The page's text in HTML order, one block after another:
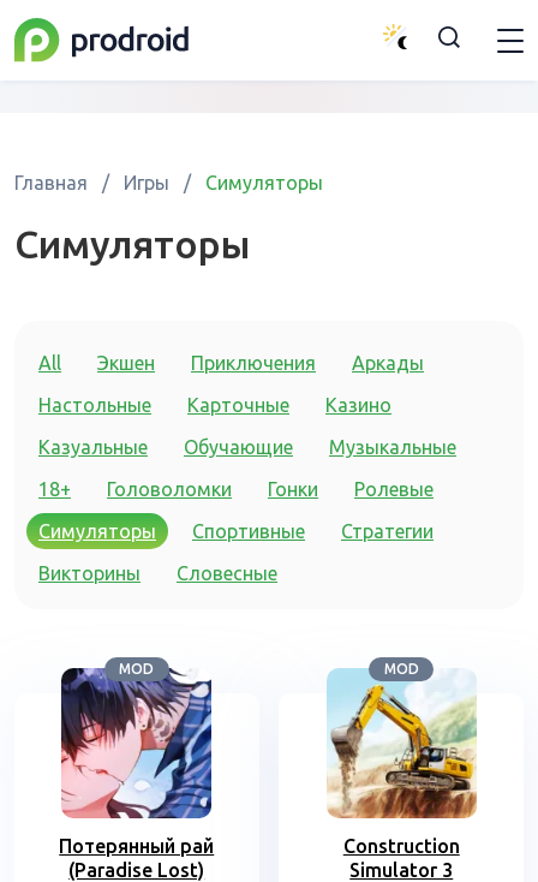
Главная / Игры / Симуляторы
Симуляторы
All Экшен Приключения
Аркады
Настольные
Карточные
Казино
Казуальные
Обучающие
Музыкальные
18+
Головоломки Гонки
Ролевые
Симуляторы
Спортивные
Стратегии
Викторины
Словесные
MOD
Потерянный рай
(Paradise Lost)
MOD
Construction
Simulator 3